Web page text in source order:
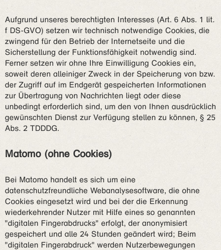
Aufgrund unseres berechtigten Interesses (Art. 6 Abs. 1 lit.
f DS-GVO) setzen wir technisch notwendige Cookies, die
zwingend für den Betrieb der Internetseite und die
Sicherstellung der Funktionsfähigkeit notwendig sind.
Ferner setzen wir ohne Ihre Einwilligung Cookies ein,
soweit deren alleiniger Zweck in der Speicherung von bzw.
der Zugriff auf im Endgerät gespeicherten Informationen
zur Übertragung von Nachrichten liegt oder diese
unbedingt erforderlich sind, um den von Ihnen ausdrücklich
gewünschten Dienst zur Verfügung stellen zu können, § 25
Abs. 2 TDDDG.
Matomo (ohne Cookies)
Bei Matomo handelt es sich um eine
datenschutzfreundliche Webanalysesoftware, die ohne
Cookies eingesetzt wird und bei der die Erkennung
wiederkehrender Nutzer mit Hilfe eines so genannten
"digitalen Fingerabdrucks" erfolgt, der anonymisiert
gespeichert und alle 24 Stunden geändert wird; Beim
"digitalen Fingerabdruck" werden Nutzerbewegungen